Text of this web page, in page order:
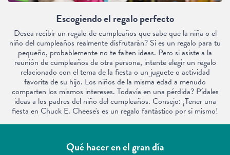
Escogiendo el regalo perfecto
Desea recibir un regalo de cumpleaños que sabe que la niña o el
niño del cumpleaños realmente disfrutarán? Si es un regalo para tu
pequeño, probablemente no te falten ideas. Pero si asiste a la
reunión de cumpleaños de otra persona, intente elegir un regalo
relacionado con el tema de la fiesta o un juguete o actividad
favorita de su hijo. Los niños de la misma edad a menudo
comparten los mismos intereses. Todavía en una pérdida? Pídales
ideas a los padres del niño del cumpleaños. Consejo: ¡Tener una
fiesta en Chuck E. Cheese's es un regalo fantástico por sí mismo!
Qué hacer en el gran día